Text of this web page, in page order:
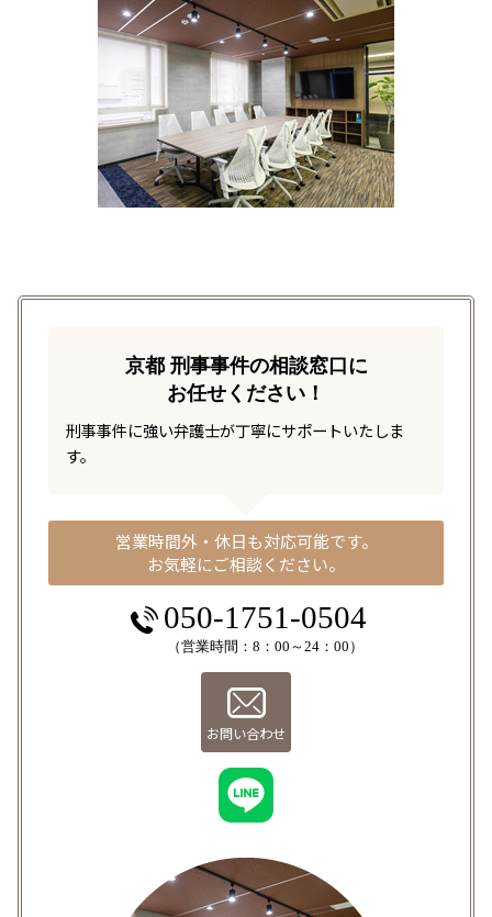
京都 刑事事件の相談窓口に
お任せください！
刑事事件に強い弁護士が丁寧にサポートいたしま
す。
営業時間外・休日も対応可能です。
お気軽にご相談ください。
050-1751-0504
（営業時間：8：00～24：00）
お問い合わせ